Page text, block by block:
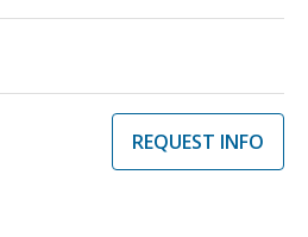
REQUEST INFO